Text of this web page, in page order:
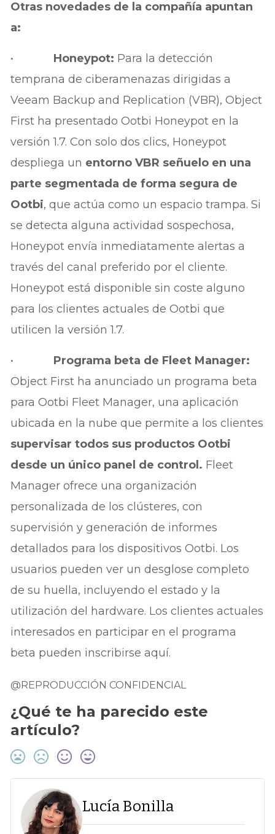
Otras novedades de la compañía apuntan
a:
• Honeypot: Para la detección
temprana de ciberamenazas dirigidas a
Veeam Backup and Replication (VBR), Object
First ha presentado Ootbi Honeypot en la
versión 1.7. Con solo dos clics, Honeypot
despliega un entorno VBR señuelo en una
parte segmentada de forma segura de
Ootbi, que actúa como un espacio trampa. Si
se detecta alguna actividad sospechosa,
Honeypot envía inmediatamente alertas a
través del canal preferido por el cliente.
Honeypot está disponible sin coste alguno
para los clientes actuales de Ootbi que
utilicen la versión 1.7.
•
Programa beta de Fleet Manager:
Object First ha anunciado un programa beta
para Ootbi Fleet Manager, una aplicación
ubicada en la nube que permite a los clientes
supervisar todos sus productos Ootbi
desde un único panel de control. Fleet
Manager ofrece una organización
personalizada de los clústeres, con
supervisión y generación de informes
detallados para los dispositivos Ootbi. Los
usuarios pueden ver un desglose completo
de su huella, incluyendo el estado y la
utilización del hardware. Los clientes actuales
interesados en participar en el programa
beta pueden inscribirse aquí.
@REPRODUCCIÓN CONFIDENCIAL
¿Qué te ha parecido este
artículo?
Lucía Bonilla